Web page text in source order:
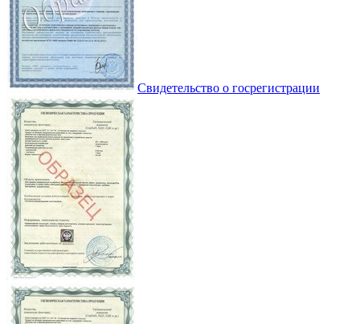
Свидетельство о госрегистрации